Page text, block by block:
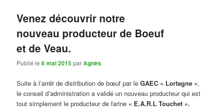
Venez découvrir notre
nouveau producteur de Boeuf
et de Veau.
Publié le6 mai 2015parAgnès
Suite à l’arrêt de distribution de bœuf par le GAEC « Lortagne »,
le conseil d’administration a validé un nouveau producteur qui est
tout simplement le producteur de farine « E.A.R.L Touchet ».